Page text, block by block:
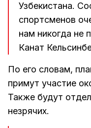
Узбекистана.
спортсменов
нам никогда не
Канат
По его словам,
примут участие
Также будут
незрячих.